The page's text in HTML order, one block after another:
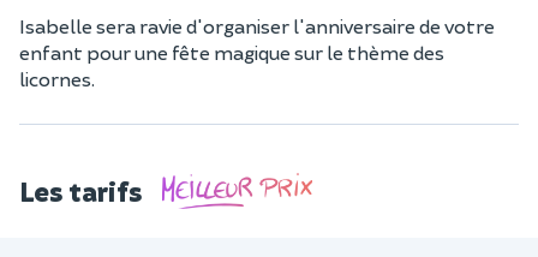
Isabelle sera ravie d'organiser l'anniversaire de votre
enfant pour une fête magique sur le thème des
licornes.
Les tarifs